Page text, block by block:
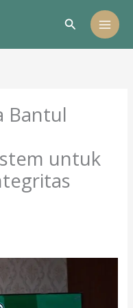
Cari
Bantul
untuk